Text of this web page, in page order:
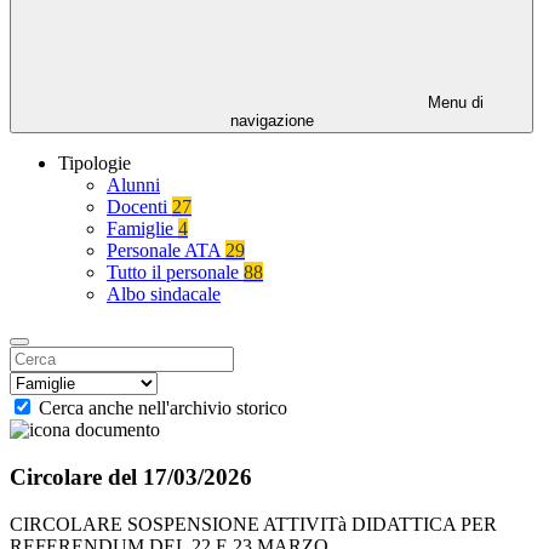
Menu di
navigazione
Tipologie
Alunni
Docenti 27
Famiglie 4
Personale ATA 29
Tutto il personale 88
Albo sindacale
Cerca anche nell'archivio storico
Circolare del 17/03/2026
CIRCOLARE SOSPENSIONE ATTIVITà DIDATTICA PER